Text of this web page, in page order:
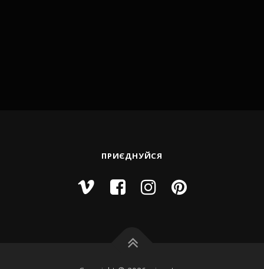
ПРИЄДНУЙСЯ